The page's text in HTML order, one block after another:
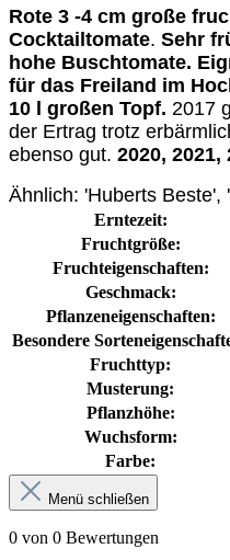
Rote 3 -4 cm große
Cocktailtomate. Sehr
hohe Buschtomate.
für das Freiland im
10 l großen Topf. 2017
der Ertrag trotz
ebenso gut. 2020, 2021,
Ähnlich: 'Huberts Beste',
Erntezeit:
Fruchtgröße:
Fruchteigenschaften:
Geschmack:
Pflanzeneigenschaften:
Besondere
Fruchttyp:
Musterung:
Pflanzhöhe:
Wuchsform:
Farbe:
Menü schließen
0 von 0 Bewertungen